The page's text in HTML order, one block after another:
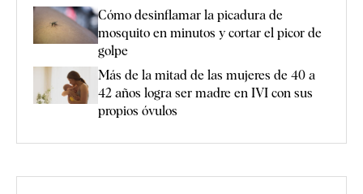
Cómo desinflamar la picadura de
mosquito en minutos y cortar el picor de
golpe
Más de la mitad de las mujeres de 40 a
42 años logra ser madre en IVI con sus
propios óvulos